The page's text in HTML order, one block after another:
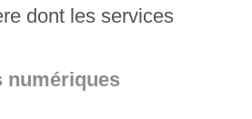
dont les services
numériques